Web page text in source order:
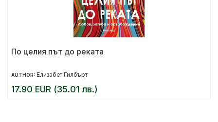
По целия път до реката
AUTHOR: Елизабет Гилбърт
17.90 EUR (35.01 лв.)